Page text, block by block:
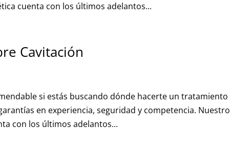
cuenta con los últimos adelantos...
Cavitación
si estás buscando dónde hacerte un tratamiento
en experiencia, seguridad y competencia. Nuestro
con los últimos adelantos...